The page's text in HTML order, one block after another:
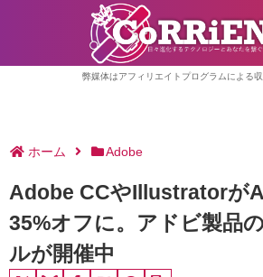
弊媒体はアフィリエイトプログラムによる
ホーム Adobe
Adobe CCやIllustratorが
35%オフに。アドビ製品
ルが開催中